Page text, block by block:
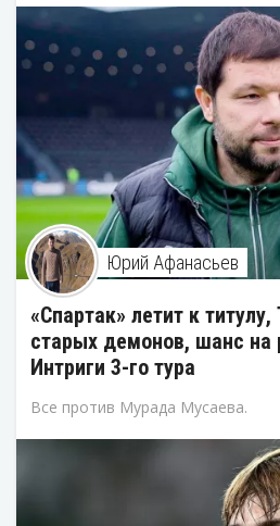
Юрий Афанасьев
«Спартак» летит к
старых демонов, шанс на
Интриги 3-го тура
Все против Мурада Мусаева.